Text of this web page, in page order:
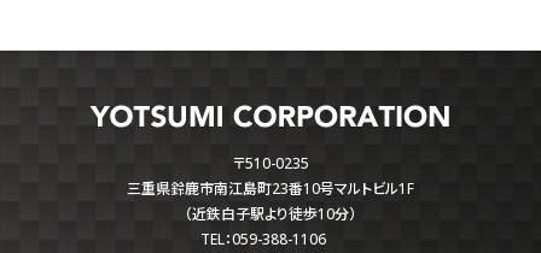
〒510-0235
三重県鈴鹿市南江島町23番10号マルトビル1F
（近鉄白子駅より徒歩10分）
TEL：059-388-1106